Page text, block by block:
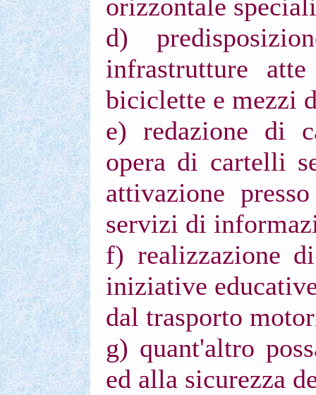
orizzontale
d)
infrastrutture
biciclette e mezzi
e) redazione di
opera di cartelli
attivazione
servizi di
f) realizzazione
iniziative
dal trasporto
g) quant'altro
ed alla sicurezza